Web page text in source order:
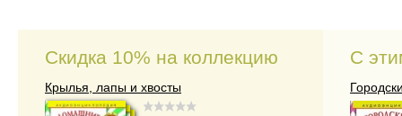
14.
Глухарь
Скидка 10% на коллекцию
Крылья, лапы и хвосты
С